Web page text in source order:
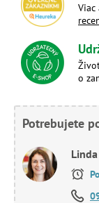
o
Potrebujete